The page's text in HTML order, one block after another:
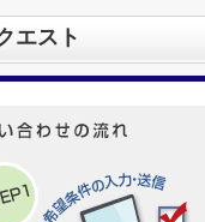
エスト